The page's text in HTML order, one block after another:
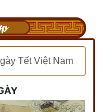
Tết Việt Nam